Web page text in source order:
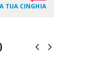
TUA CINGHIA